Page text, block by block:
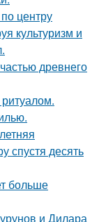
центру
культуризм и
древнего
спустя десять
больше
и Дилара